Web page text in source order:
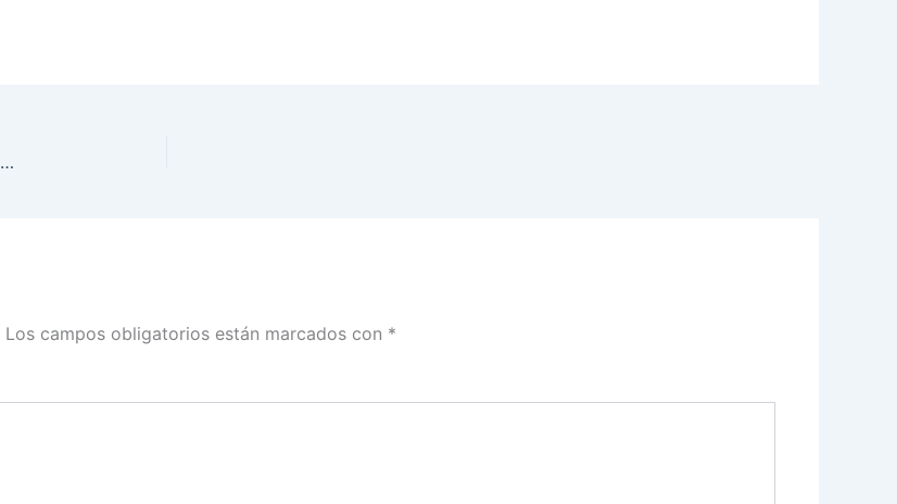
¿Cómo se integran los paquetes electorales para las Elecciones 2018?
Los campos obligatorios están marcados con *